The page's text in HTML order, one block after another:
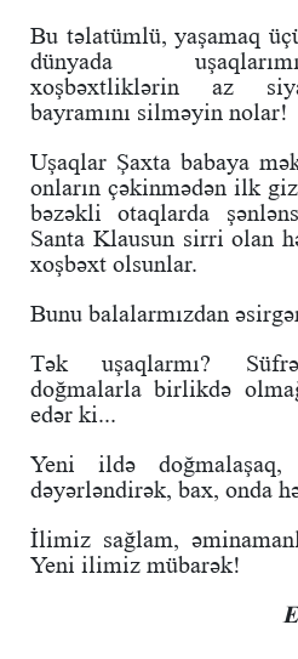
Bu təlatümlü, yaşamaq
dünyada
xoşbəxtliklərin az
bayramını silməyin nolar!
Uşaqlar Şaxta babaya
onların çəkinmədən ilk
bəzəkli otaqlarda
Santa Klausun sirri olan
xoşbəxt olsunlar.
Bunu balalarmızdan
Tək uşaqlarmı?
doğmalarla birlikdə
edər ki...
Yeni ildə doğmalaşaq,
dəyərləndirək, bax, onda
İlimiz sağlam,
Yeni ilimiz mübarək!